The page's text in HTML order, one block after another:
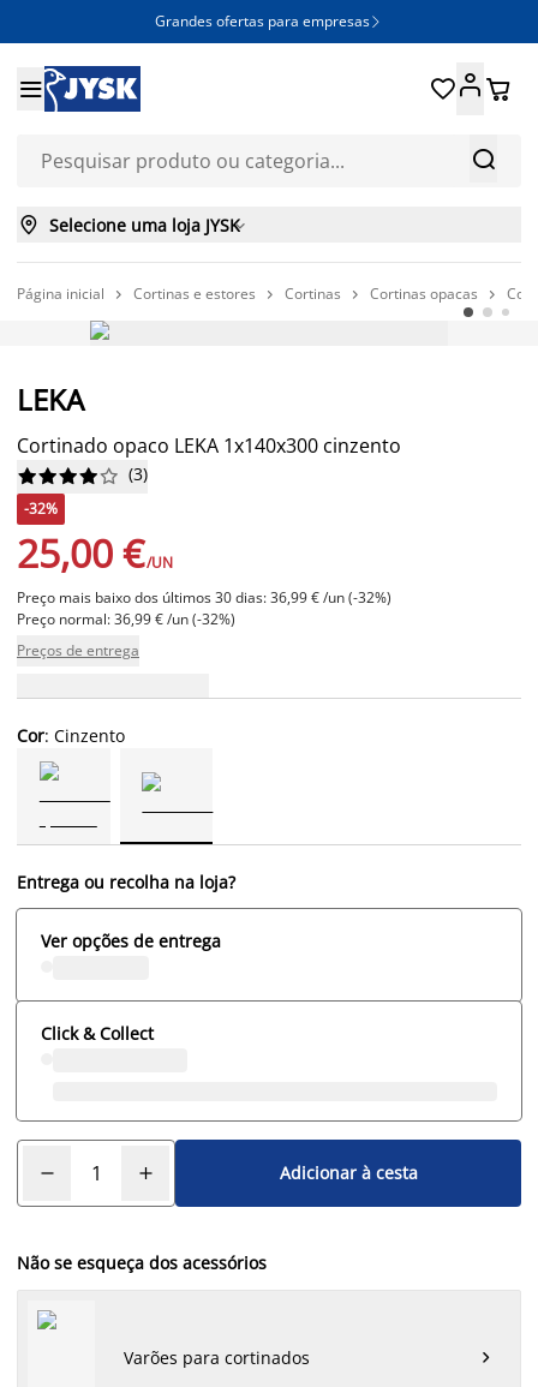
Grandes ofertas para empresas 


 
 Selecione uma loja JYSK
Página inicial  Cortinas e estores  Cortinas  Cortinas opacas 
LEKA
Cortinado opaco LEKA 1x140x300 cinzento





 (3)
-32%
25,00 €/UN
Preço mais baixo dos últimos 30 dias: 36,99 € /un (-32%)
Preço normal: 36,99 € /un (-32%)
Preços de entrega
Cor: Cinzento
Entrega ou recolha na loja?
Ver opções de entrega
Click & Collect
Adicionar à cesta
Não se esqueça dos acessórios
Varões para cortinados 